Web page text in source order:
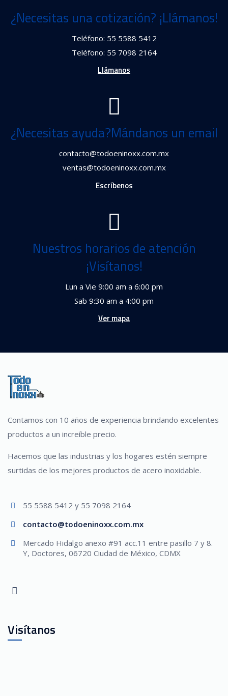
¿Necesitas una cotización? ¡Llámanos!
Teléfono: 55 5588 5412
Teléfono: 55 7098 2164
Llámanos
¿Necesitas ayuda?Mándanos un email
contacto@todoeninoxx.com.mx
ventas@todoeninoxx.com.mx
Escríbenos
Nuestros horarios de atención
¡Visítanos!
Lun a Vie 9:00 am a 6:00 pm
Sab 9:30 am a 4:00 pm
Ver mapa
Contamos con 10 años de experiencia brindando excelentes
productos a un increíble precio.
Hacemos que las industrias y los hogares estén siempre
surtidas de los mejores productos de acero inoxidable.
55 5588 5412 y 55 7098 2164
contacto@todoeninoxx.com.mx
Mercado Hidalgo anexo #91 acc.11 entre pasillo 7 y 8.
Y, Doctores, 06720 Ciudad de México, CDMX
Visítanos